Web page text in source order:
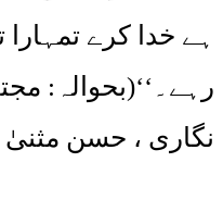
ہے خدا کرے
رہے۔‘‘(بحوالہ:
نگاری ، حسن مثنیٰ ،